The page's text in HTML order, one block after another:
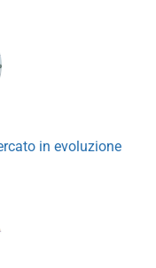
in evoluzione